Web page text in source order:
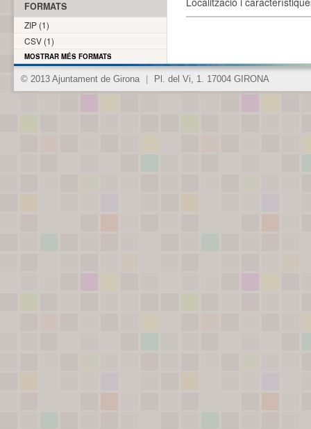
FORMATS
ZIP (1)
CSV (1)
MOSTRAR MÉS FORMATS
© 2013 Ajuntament de Girona Pl. del Vi, 1. 17004 GIRONA